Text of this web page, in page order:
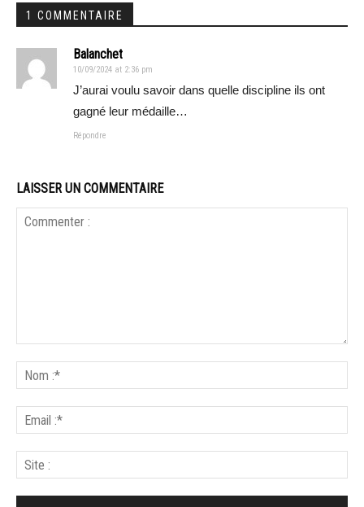
1 COMMENTAIRE
Balanchet
10/09/2024 at 2:36 pm
J’aurai voulu savoir dans quelle discipline ils ont
gagné leur médaille…
Répondre
LAISSER UN COMMENTAIRE